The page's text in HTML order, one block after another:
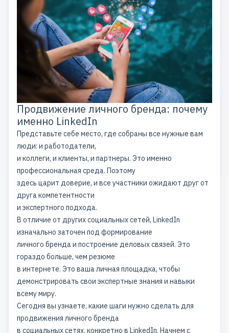
Продвижение личного бренда: почему
именно LinkedIn
Представьте себе место, где собраны все нужные вам
люди: и работодатели,
и коллеги, и клиенты, и партнеры. Это именно
профессиональная среда. Поэтому
здесь царит доверие, и все участники ожидают друг от
друга компетентности
и экспертного подхода.
В отличие от других социальных сетей, LinkedIn
изначально заточен под формирование
личного бренда и построение деловых связей. Это
гораздо больше, чем резюме
в интернете. Это ваша личная площадка, чтобы
демонстрировать свои экспертные знания и навыки
всему миру.
Сегодня вы узнаете, какие шаги нужно сделать для
продвижения личного бренда
в социальных сетях, конкретно в LinkedIn. Начнем с